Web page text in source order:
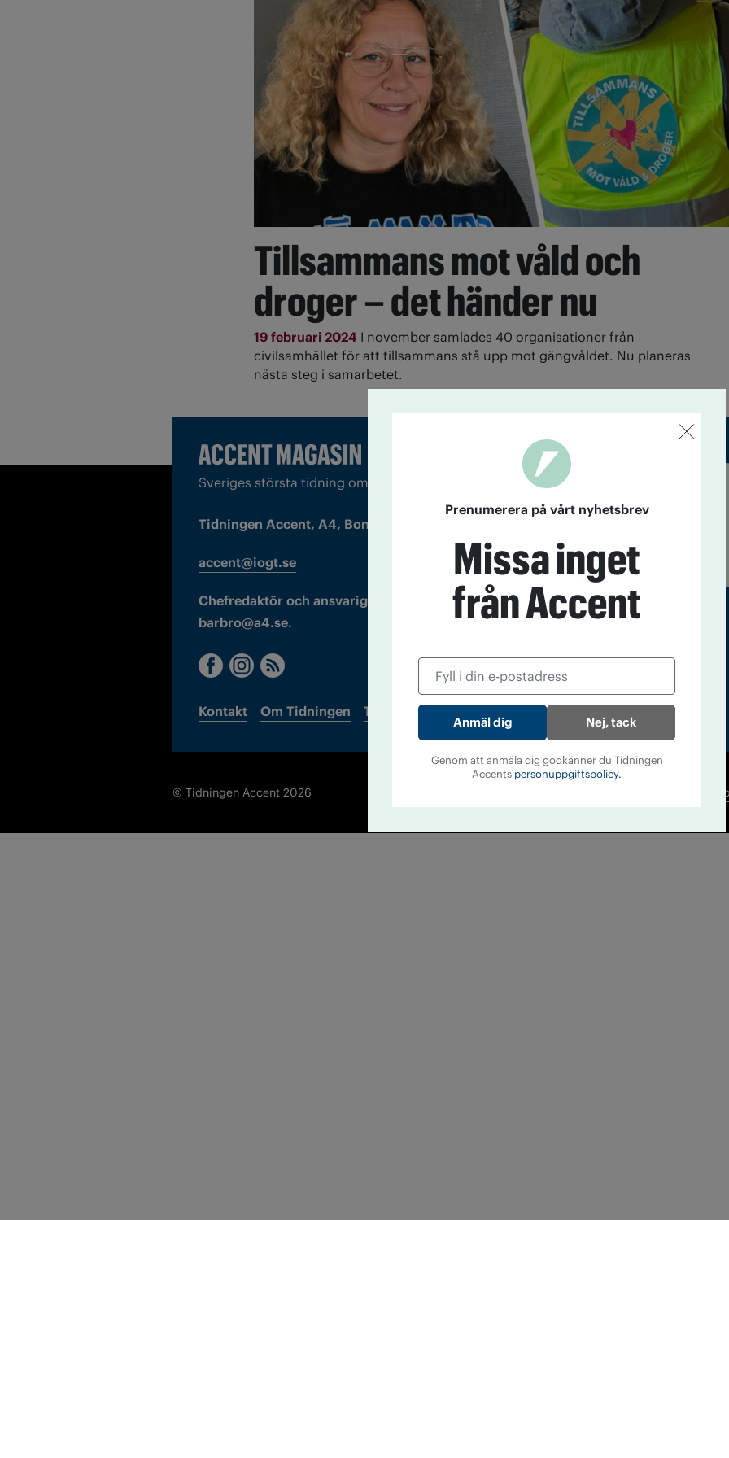
Tillsammans mot våld och
droger – det händer nu
19 februari 2024 I november samlades 40 organisationer från
civilsamhället för att tillsammans stå upp mot gängvåldet. Nu planeras
nästa steg i samarbetet.
Sveriges största tidning om droger och nykterhet
Tidningen Accent, A4, Bondegatan 21, 116 33 Stockholm
accent@iogt.se
Chefredaktör och ansvarig utgivare: Barbro Janson Lundkvist,
barbro@a4.se.
Kontakt Om Tidningen Tidningsarkiv
Läs tidigare
© Tidningen Accent 2026
Prenumerera på vårt nyhetsbrev
Missa inget
från Accent
Nej, tack
Genom att anmäla dig godkänner du Tidningen
Accents personuppgiftspolicy.